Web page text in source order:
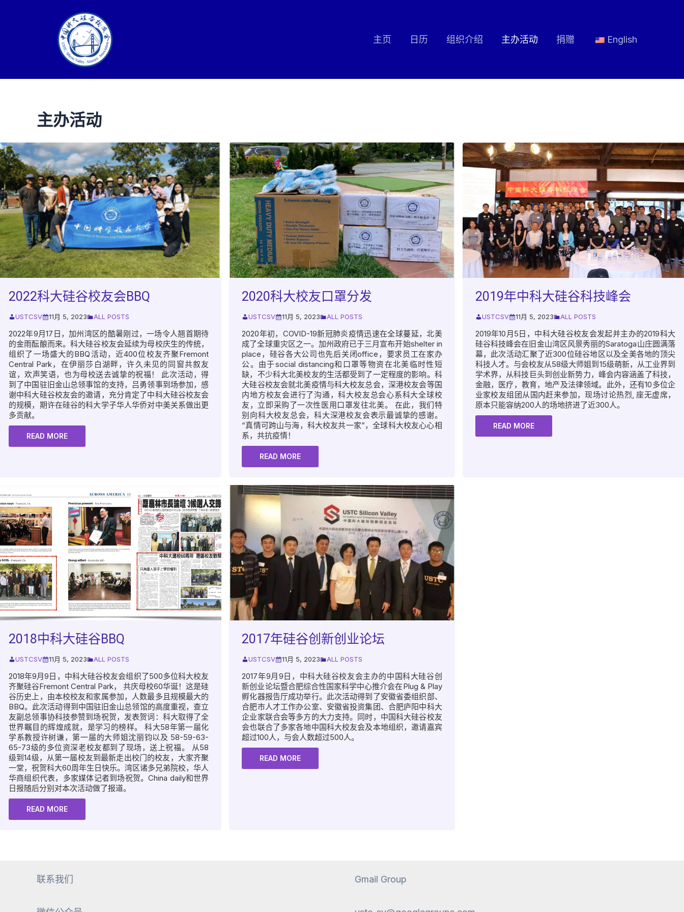
主页 日历 组织介绍 主办活动 捐赠 English
主办活动
2022科大硅谷校友会BBQ
USTCSV 11月 5, 2023 ALL POSTS
2022年9月17日，加州湾区的酷暑刚过，一场令人翘首期待
的金雨酝酿而来。科大硅谷校友会延续为母校庆生的传统，
组织了一场盛大的BBQ活动，近400位校友齐聚Fremont
Central Park，在伊丽莎白湖畔，许久未见的同窗共叙友
谊，欢声笑语，也为母校送去诚挚的祝福！ 此次活动，得
到了中国驻旧金山总领事馆的支持，吕勇领事到场参加，感
谢中科大硅谷校友会的邀请，充分肯定了中科大硅谷校友会
的规模，期许在硅谷的科大学子华人华侨对中美关系做出更
多贡献。
READ MORE
2020科大校友口罩分发
USTCSV 11月 5, 2023 ALL POSTS
2020年初，COVID-19新冠肺炎疫情迅速在全球蔓延，北美
成了全球重灾区之一。加州政府已于三月宣布开始shelter in
place，硅谷各大公司也先后关闭office，要求员工在家办
公。由于social distancing和口罩等物资在北美临时性短
缺，不少科大北美校友的生活都受到了一定程度的影响。科
大硅谷校友会就北美疫情与科大校友总会，深港校友会等国
内地方校友会进行了沟通，科大校友总会心系科大全球校
友，立即采购了一次性医用口罩发往北美。 在此，我们特
别向科大校友总会，科大深港校友会表示最诚挚的感谢。
“真情可跨山与海，科大校友共一家”，全球科大校友心心相
系，共抗疫情！
READ MORE
2019年中科大硅谷科技峰会
USTCSV 11月 5, 2023 ALL POSTS
2019年10月5日，中科大硅谷校友会发起并主办的2019科大
硅谷科技峰会在旧金山湾区风景秀丽的Saratoga山庄圆满落
幕，此次活动汇聚了近300位硅谷地区以及全美各地的顶尖
科技人才。与会校友从58级大师姐到15级萌新，从工业界到
学术界，从科技巨头到创业新势力，峰会内容涵盖了科技，
金融，医疗，教育，地产及法律领域。此外，还有10多位企
业家校友组团从国内赶来参加，现场讨论热烈, 座无虚席，
原本只能容纳200人的场地挤进了近300人。
READ MORE
2018中科大硅谷BBQ
USTCSV 11月 5, 2023 ALL POSTS
2018年9月9日，中科大硅谷校友会组织了500多位科大校友
齐聚硅谷Fremont Central Park， 共庆母校60华诞！这是硅
谷历史上，由本校校友和家属参加，人数最多且规模最大的
BBQ。此次活动得到中国驻旧金山总领馆的高度重视，查立
友副总领事协科技参赞到场祝贺，发表贺词：科大取得了全
世界瞩目的辉煌成就，是学习的榜样。 科大58年第一届化
学系教授许树谦，第一届的大师姐沈丽钧以及 58-59-63-
65-73级的多位资深老校友都到了现场，送上祝福。 从58
级到14级，从第一届校友到最新走出校门的校友，大家齐聚
一堂，祝贺科大60周年生日快乐。湾区诸多兄弟院校，华人
华商组织代表，多家媒体记者到场祝贺。China daily和世界
日报随后分别对本次活动做了报道。
READ MORE
2017年硅谷创新创业论坛
USTCSV 11月 5, 2023 ALL POSTS
2017年9月9日，中科大硅谷校友会主办的中国科大硅谷创
新创业论坛暨合肥综合性国家科学中心推介会在Plug & Play
孵化器报告厅成功举行。此次活动得到了安徽省委组织部、
合肥市人才工作办公室、安徽省投资集团、合肥庐阳中科大
企业家联合会等多方的大力支持。同时，中国科大硅谷校友
会也联合了多家各地中国科大校友会及本地组织，邀请嘉宾
超过100人，与会人数超过500人。
READ MORE
联系我们 Gmail Group